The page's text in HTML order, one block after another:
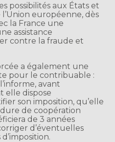
possibilités aux États et
européenne, dès
la France une
assistance
contre la fraude et
a également une
pour le contribuable :
avant
elle dispose
son imposition, qu’elle
de coopération
de 3 années
d’éventuelles